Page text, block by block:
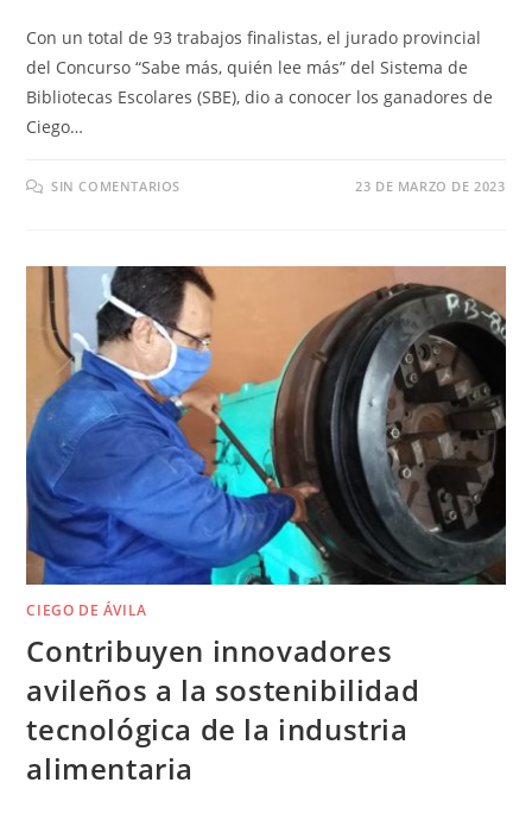
Con un total de 93 trabajos finalistas, el jurado provincial
del Concurso “Sabe más, quién lee más” del Sistema de
Bibliotecas Escolares (SBE), dio a conocer los ganadores de
Ciego…
SIN COMENTARIOS 23 DE MARZO DE 2023
CIEGO DE ÁVILA
Contribuyen innovadores
avileños a la sostenibilidad
tecnológica de la industria
alimentaria